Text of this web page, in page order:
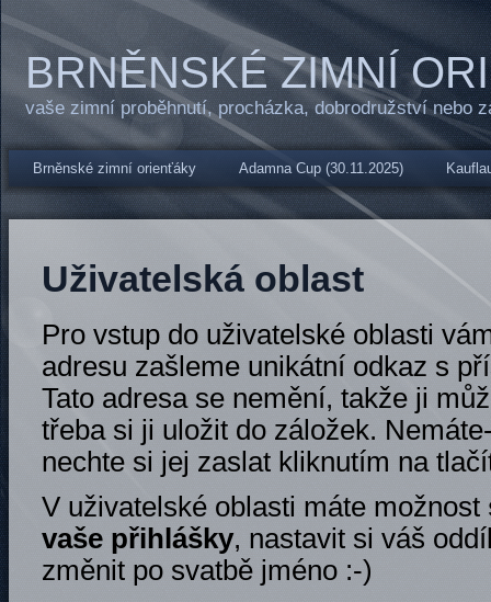
BRNĚNSKÉ ZIMNÍ
vaše zimní proběhnutí, procházka, dobrodružství nebo
Brněnské zimní orienťáky Adamna Cup (30.11.2025)
Uživatelská oblast
Pro vstup do uživatelské oblasti
adresu zašleme unikátní odkaz s
Tato adresa se nemění, takže ji
třeba si ji uložit do záložek.
nechte si jej zaslat kliknutím na
V uživatelské oblasti máte možnost
vaše přihlášky, nastavit si váš
změnit po svatbě jméno :-)